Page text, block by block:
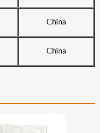
China
China